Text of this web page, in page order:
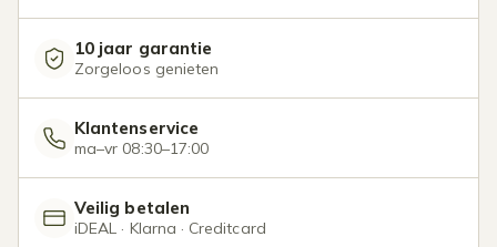
10 jaar garantie
Zorgeloos genieten
Klantenservice
ma–vr 08:30–17:00
Veilig betalen
iDEAL · Klarna · Creditcard